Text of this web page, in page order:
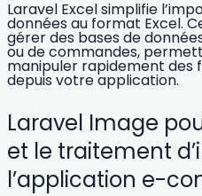
Laravel Excel simplifie
données au format Excel.
gérer des bases de
ou de commandes,
manipuler rapidement des
depuis votre application.
Laravel Image
et le traitement
l’application e-